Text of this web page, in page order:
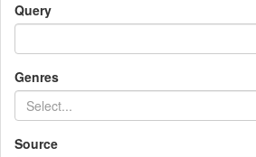
Query
Genres
Source